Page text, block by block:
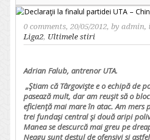
0 comments, 20/05/2012, by admin,
Liga2, Ultimele stiri
Adrian Falub, antrenor UTA.
„Ştiam că Târgovişte e o echipă de
pasează mult, dar am reuşit să o
eficienţă mai mare în atac. Am mers
trei fundaşi central şi două aripi
Manea se descurcă mai greu pe
Neagu sunt destul de ofensivi şi